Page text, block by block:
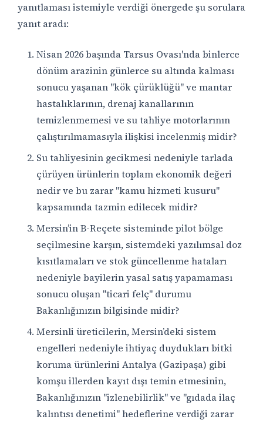
yanıtlaması istemiyle verdiği önergede şu sorulara
yanıt aradı:
Nisan 2026 başında Tarsus Ovası'nda binlerce
dönüm arazinin günlerce su altında kalması
sonucu yaşanan "kök çürüklüğü" ve mantar
hastalıklarının, drenaj kanallarının
temizlenmemesi ve su tahliye motorlarının
çalıştırılmamasıyla ilişkisi incelenmiş midir?
Su tahliyesinin gecikmesi nedeniyle tarlada
çürüyen ürünlerin toplam ekonomik değeri
nedir ve bu zarar "kamu hizmeti kusuru"
kapsamında tazmin edilecek midir?
Mersin’in B-Reçete sisteminde pilot bölge
seçilmesine karşın, sistemdeki yazılımsal doz
kısıtlamaları ve stok güncellenme hataları
nedeniyle bayilerin yasal satış yapamaması
sonucu oluşan "ticari felç" durumu
Bakanlığınızın bilgisinde midir?
Mersinli üreticilerin, Mersin’deki sistem
engelleri nedeniyle ihtiyaç duydukları bitki
koruma ürünlerini Antalya (Gazipaşa) gibi
komşu illerden kayıt dışı temin etmesinin,
Bakanlığınızın "izlenebilirlik" ve "gıdada ilaç
kalıntısı denetimi" hedeflerine verdiği zarar